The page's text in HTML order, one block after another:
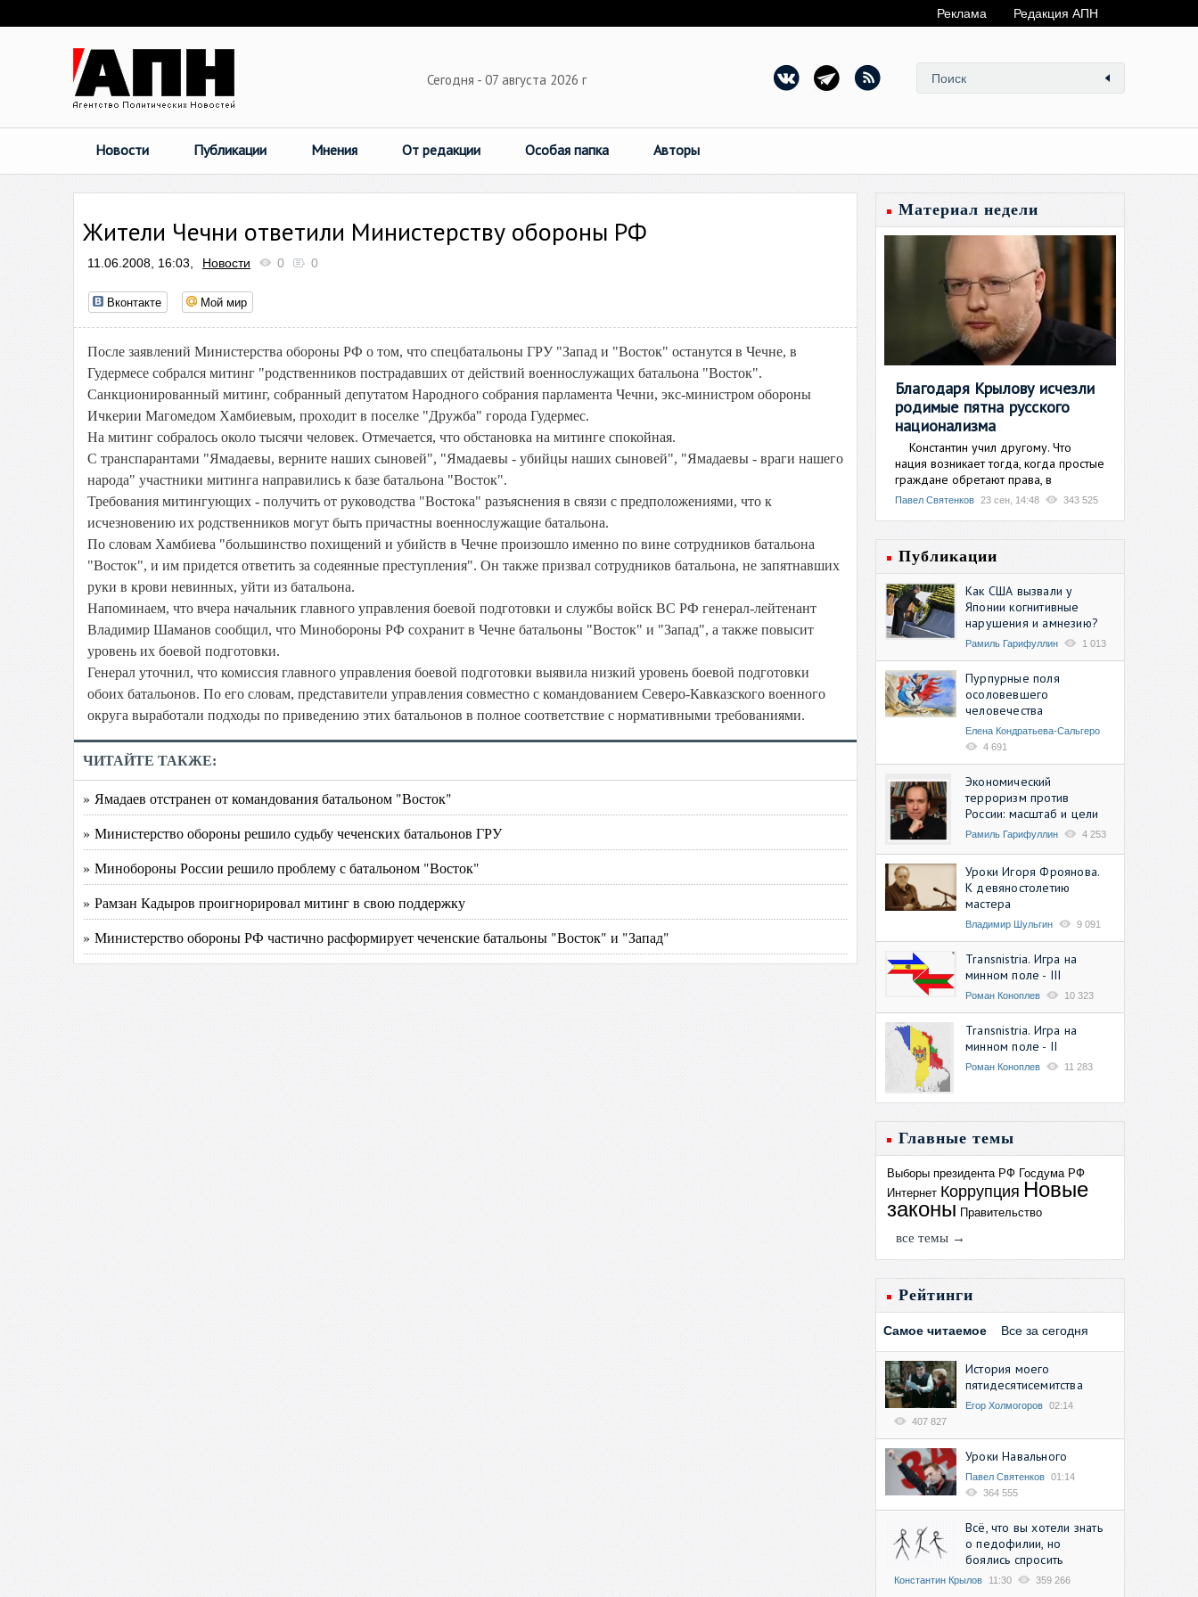
Реклама Редакция АПН
Сегодня - 07 августа 2026 г
Новости Публикации Мнения От редакции Особая папка Авторы
Жители Чечни ответили Министерству обороны РФ
11.06.2008, 16:03, Новости 0 0
Вконтакте Мой мир
После заявлений Министерства обороны РФ о том, что спецбатальоны ГРУ "Запад и "Восток" останутся в Чечне, в
Гудермесе собрался митинг "родственников пострадавших от действий военнослужащих батальона "Восток".
Санкционированный митинг, собранный депутатом Народного собрания парламента Чечни, экс-министром обороны
Ичкерии Магомедом Хамбиевым, проходит в поселке "Дружба" города Гудермес.
На митинг собралось около тысячи человек. Отмечается, что обстановка на митинге спокойная.
С транспарантами "Ямадаевы, верните наших сыновей", "Ямадаевы - убийцы наших сыновей", "Ямадаевы - враги нашего
народа" участники митинга направились к базе батальона "Восток".
Требования митингующих - получить от руководства "Востока" разъяснения в связи с предположениями, что к
исчезновению их родственников могут быть причастны военнослужащие батальона.
По словам Хамбиева "большинство похищений и убийств в Чечне произошло именно по вине сотрудников батальона
"Восток", и им придется ответить за содеянные преступления". Он также призвал сотрудников батальона, не запятнавших
руки в крови невинных, уйти из батальона.
Напоминаем, что вчера начальник главного управления боевой подготовки и службы войск ВС РФ генерал-лейтенант
Владимир Шаманов сообщил, что Минобороны РФ сохранит в Чечне батальоны "Восток" и "Запад", а также повысит
уровень их боевой подготовки.
Генерал уточнил, что комиссия главного управления боевой подготовки выявила низкий уровень боевой подготовки
обоих батальонов. По его словам, представители управления совместно с командованием Северо-Кавказского военного
округа выработали подходы по приведению этих батальонов в полное соответствие с нормативными требованиями.
ЧИТАЙТЕ ТАКЖЕ:
» Ямадаев отстранен от командования батальоном "Восток"
» Министерство обороны решило судьбу чеченских батальонов ГРУ
» Минобороны России решило проблему с батальоном "Восток"
» Рамзан Кадыров проигнорировал митинг в свою поддержку
» Министерство обороны РФ частично расформирует чеченские батальоны "Восток" и "Запад"
Материал недели
Благодаря Крылову исчезли
родимые пятна русского
национализма
Константин учил другому. Что
нация возникает тогда, когда простые
граждане обретают права, в
Павел Святенков 23 сен, 14:48 343 525
Публикации
Как США вызвали у
Японии когнитивные
нарушения и амнезию?
Рамиль Гарифуллин 1 013
Пурпурные поля
осоловевшего
человечества
Елена Кондратьева-Сальгеро
4 691
Экономический
терроризм против
России: масштаб и цели
Рамиль Гарифуллин 4 253
Уроки Игоря Фроянова.
К девяностолетию
мастера
Владимир Шульгин 9 091
Transnistria. Игра на
минном поле - III
Роман Коноплев 10 323
Transnistria. Игра на
минном поле - II
Роман Коноплев 11 283
Главные темы
Выборы президента РФ Госдума РФ
Интернет Коррупция Новые
законы Правительство
все темы →
Рейтинги
Самое читаемое Все за сегодня
История моего
пятидесятисемитства
Егор Холмогоров 02:14
407 827
Уроки Навального
Павел Святенков 01:14
364 555
Всё, что вы хотели знать
о педофилии, но
боялись спросить
Константин Крылов 11:30 359 266